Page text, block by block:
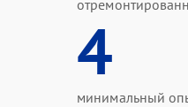
4
минимальный